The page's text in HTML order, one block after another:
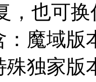
，也可
：魔域版
殊独家